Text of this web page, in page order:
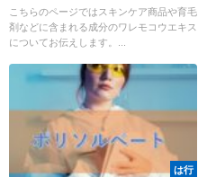
こちらのページではスキンケア商品や育毛
剤などに含まれる成分のワレモコウエキス
についてお伝えします。...
は行